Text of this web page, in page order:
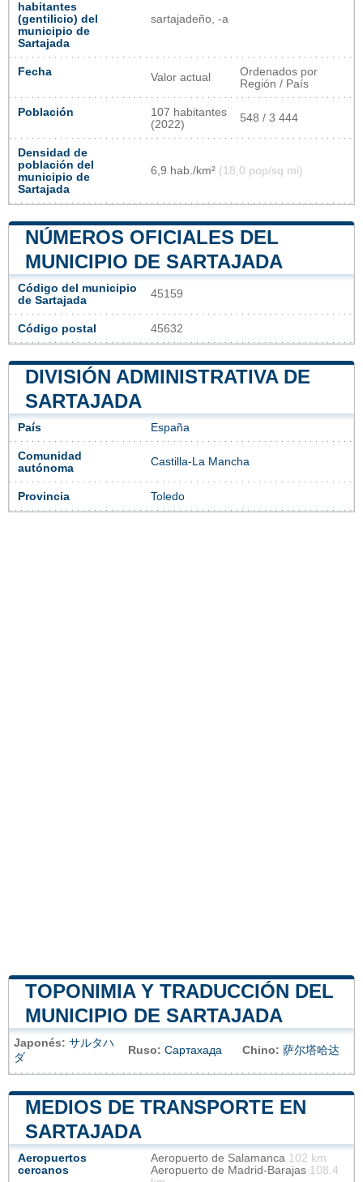
habitantes
(gentilicio) del
municipio de
Sartajada
sartajadeño, -a
Fecha Valor actual
Ordenados por
Región / País
Población
107 habitantes
(2022)
548 / 3 444
Densidad de
población del
municipio de
Sartajada
6,9 hab./km² (18,0 pop/sq mi)
NÚMEROS OFICIALES DEL
MUNICIPIO DE SARTAJADA
Código del municipio
de Sartajada
45159
Código postal 45632
DIVISIÓN ADMINISTRATIVA DE
SARTAJADA
País España
Comunidad
autónoma
Castilla-La Mancha
Provincia Toledo
TOPONIMIA Y TRADUCCIÓN DEL
MUNICIPIO DE SARTAJADA
Japonés: サルタハ
ダ
Ruso: Сартахада Chino: 萨尔塔哈达
MEDIOS DE TRANSPORTE EN
SARTAJADA
Aeropuertos
cercanos
Aeropuerto de Salamanca 102 km
Aeropuerto de Madrid-Barajas 108.4